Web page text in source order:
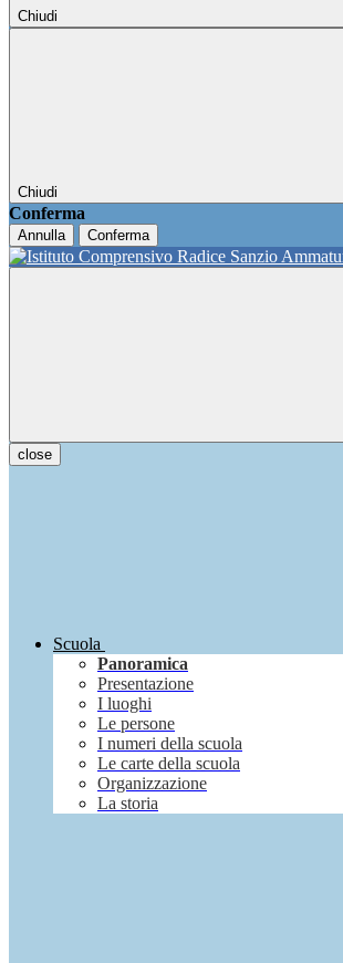
Chiudi
Chiudi
Conferma
Annulla Conferma
close
Scuola
Panoramica
Presentazione
I luoghi
Le persone
I numeri della scuola
Le carte della scuola
Organizzazione
La storia